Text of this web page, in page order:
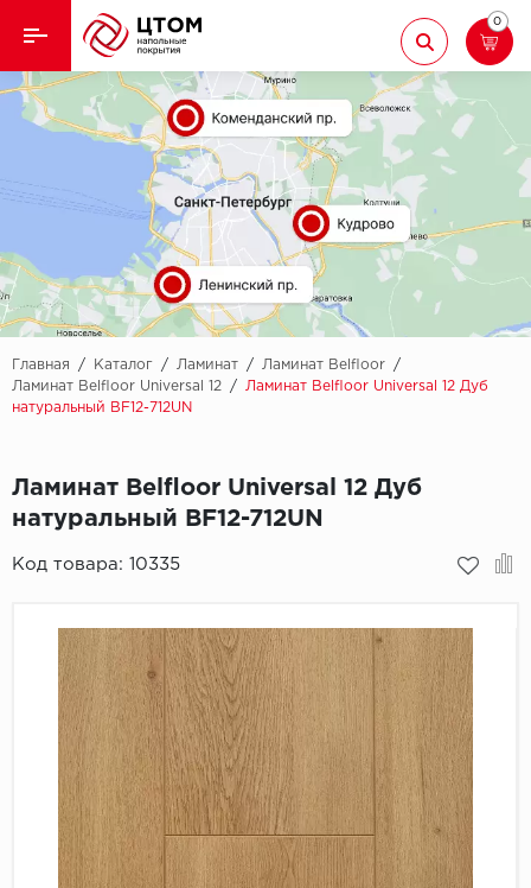
Назад
Кварцвиниловая плитка
Назад
Aberhof
Adelar
Alfa
AllureFloor
Alpine floor
Bonkeel
Classen
CorkArt Vinyl
CronaFloor
Damy Floor
Ламинат
Ковролин
Линолеум
Паркет
Паркетная доска
Подложка
Пробковое покрытие
0
Главная / Каталог / Ламинат / Ламинат Belfloor
/
Ламинат Belfloor Universal 12
/
Ламинат Belfloor Universal 12 Дуб
натуральный BF12-712UN
Ламинат Belfloor Universal 12 Дуб
натуральный BF12-712UN
Код товара: 10335